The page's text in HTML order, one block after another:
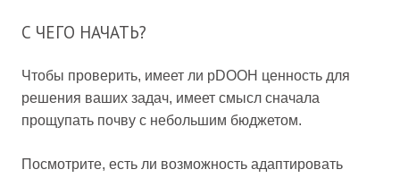
С ЧЕГО НАЧАТЬ?
Чтобы проверить, имеет ли pDOOH ценность для
решения ваших задач, имеет смысл сначала
прощупать почву с небольшим бюджетом.
Посмотрите, есть ли возможность адаптировать